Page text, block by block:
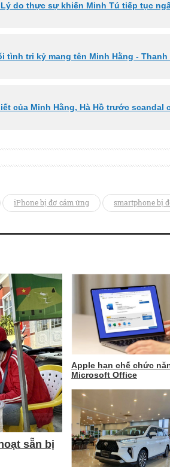
Lý do thực sự khiến Minh Tú tiếp tục
tình tri kỷ mang tên Minh Hằng - Thanh
của Minh Hằng, Hà Hồ trước scandal
iPhone bị đơ cảm ứng smartphone bị
sẵn bị
Apple hạn chế chức
Microsoft Office